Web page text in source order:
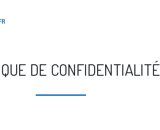
DE CONFIDENTIALITÉ